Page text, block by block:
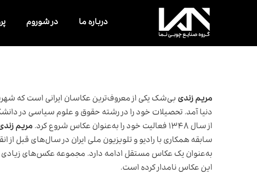
درباره ما در شوروم
مریم زندی
دنیا آمد. تحصیلات خود را در رشته حقوق و علوم سیاسی در
از سال ۱۳۴۸ فعالیت خود را به‌عنوان عکاس شروع کرد.
مریم
به‌عنوان یک عکاس مستقل ادامه دارد. مجموعه عکس‌های زیادی
این عکاس نامدار کرده است.